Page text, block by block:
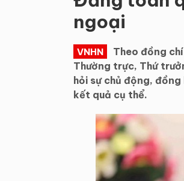
ngoại
VNHN
Theo đồng
Thường trực, Thứ
hỏi sự chủ động,
kết quả cụ thể.